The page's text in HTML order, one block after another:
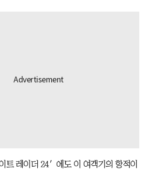
트 레이더 24′에도 이 여객기의 항적이